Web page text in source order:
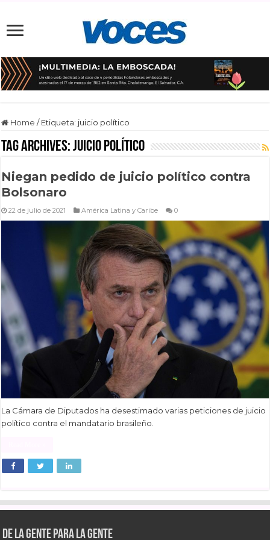
Home / Etiqueta: juicio político
Tag Archives:juicio político
Niegan pedido de juicio político contra
Bolsonaro
22 de julio de 2021 América Latina y Caribe 0
La Cámara de Diputados ha desestimado varias peticiones de juicio
político contra el mandatario brasileño.
De la gente para la gente